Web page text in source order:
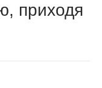
приходя